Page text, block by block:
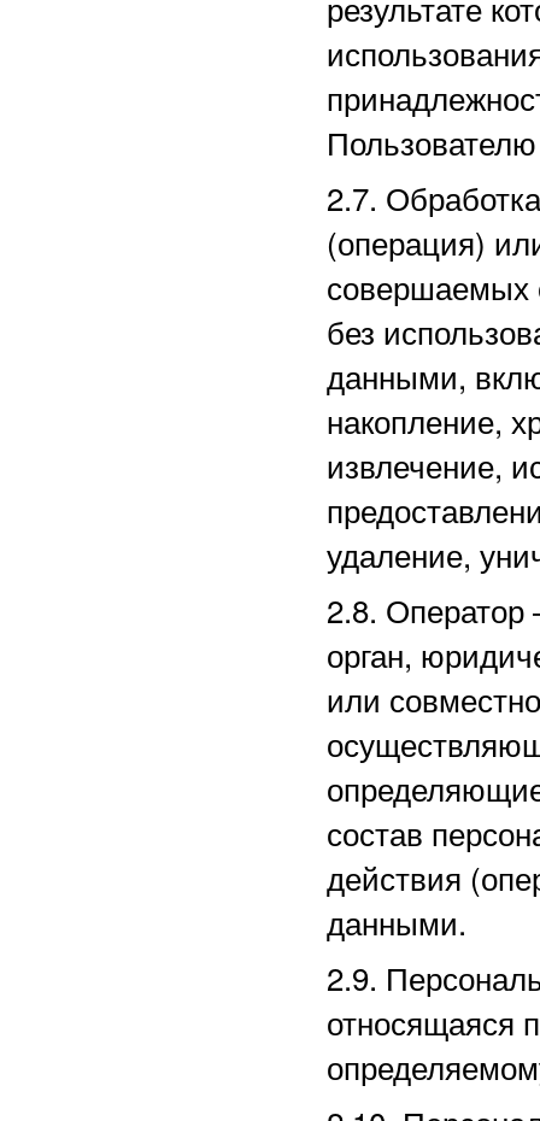
2.7.
(операция)
совершаемых
без
данными,
накопление,
извлечение,
удаление,
2.8. Оператор
орган,
или
состав
действия
данными.
2.9.
относящаяся